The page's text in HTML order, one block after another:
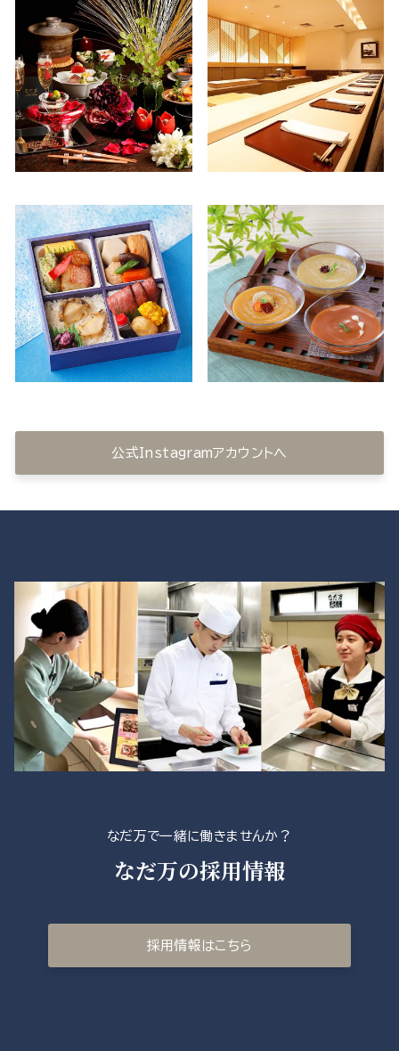
公式Instagramアカウントへ
なだ万で一緒に働きませんか？
なだ万の採用情報
採用情報はこちら